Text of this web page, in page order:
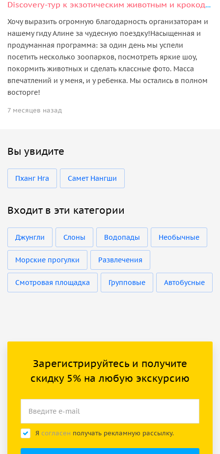
Discovery‑тур к экзотическим животным и крокодилам
Хочу выразить огромную благодарность организаторам и
нашему гиду Алине за чудесную поездку! ​Насыщенная и
продуманная программа: за один день мы успели
посетить несколько зоопарков, посмотреть яркие шоу,
покормить животных и сделать классные фото. Масса
впечатлений и у меня, и у ребенка. Мы остались в полном
восторге!
7 месяцев назад
Вы увидите
Пханг Нга Самет Нангши
Входит в эти категории
Джунгли Слоны Водопады Необычные
Морские прогулки Развлечения
Смотровая площадка Групповые Автобусные
Зарегистрируйтесь и получите
скидку 5% на любую экскурсию
Я согласен получать рекламную рассылку.